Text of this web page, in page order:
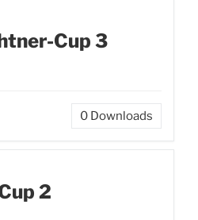
Cup 3
0 Downloads
2